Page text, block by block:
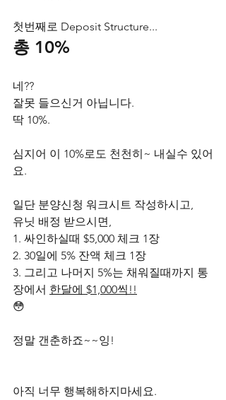
첫번째로 Deposit Structure...
총 10%
네??
잘못 들으신거 아닙니다.
딱 10%.
심지어 이 10%로도 천천히~ 내실수 있어
요.
일단 분양신청 워크시트 작성하시고,
유닛 배정 받으시면,
1. 싸인하실때 $5,000 체크 1장
2. 30일에 5% 잔액 체크 1장
3. 그리고 나머지 5%는 채워질때까지 통
장에서 한달에 $1,000씩!!
😳
정말 갠춘하죠~~잉!
아직 너무 행복해하지마세요.